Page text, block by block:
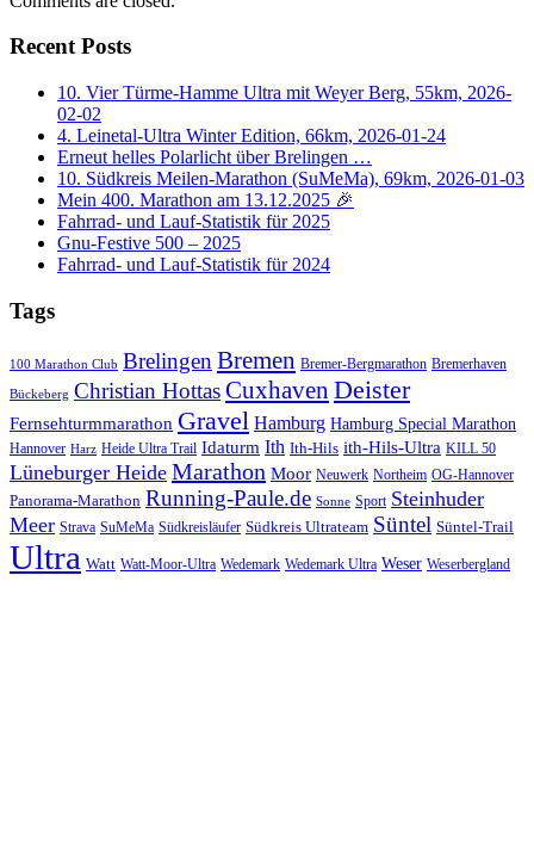
Recent Posts
10. Vier Türme-Hamme Ultra mit Weyer Berg, 55km, 2026-
02-02
4. Leinetal-Ultra Winter Edition, 66km, 2026-01-24
Erneut helles Polarlicht über Brelingen …
10. Südkreis Meilen-Marathon (SuMeMa), 69km, 2026-01-03
Mein 400. Marathon am 13.12.2025 🎉
Fahrrad- und Lauf-Statistik für 2025
Gnu-Festive 500 – 2025
Fahrrad- und Lauf-Statistik für 2024
Tags
100 Marathon Club BrelingenBremen Bremer-Bergmarathon Bremerhaven
Bückeberg Christian HottasCuxhaven Deister
Fernsehturmmarathon Gravel Hamburg Hamburg Special Marathon
Hannover Harz Heide Ultra Trail Idaturm Ith Ith-Hils ith-Hils-Ultra KILL 50
Lüneburger Heide Marathon Moor Neuwerk Northeim OG-Hannover
Panorama-Marathon Running-Paule.de Sonne Sport Steinhuder
Meer Strava SuMeMa Südkreisläufer Südkreis Ultrateam Süntel Süntel-Trail
Ultra Watt Watt-Moor-Ultra Wedemark Wedemark Ultra Weser Weserbergland